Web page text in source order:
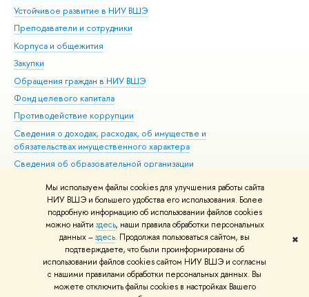
Мы используем файлы cookies для улучшения работы сайта
НИУ ВШЭ и большего удобства его использования. Более
подробную информацию об использовании файлов cookies
можно найти здесь, наши правила обработки персональных
данных –здесь. Продолжая пользоваться сайтом, вы
подтверждаете, что были проинформированы об
использовании файлов cookies сайтом НИУ ВШЭ и согласны
с нашими правилами обработки персональных данных. Вы
можете отключить файлы cookies в настройках Вашего
✖
Устойчивое развитие в НИУ ВШЭ
Преподаватели и сотрудники
Корпуса и общежития
Закупки
Обращения граждан в НИУ ВШЭ
Фонд целевого капитала
Противодействие коррупции
Сведения о доходах, расходах, об имуществе и
обязательствах имущественного характера
Сведения об образовательной организации
Людям с ограниченными возможностями здоровья
Единая платежная страница
Работа в Вышке
© НИУ ВШЭ 1993–2026 Адреса и контакты Условия использования
материалов Политика конфиденциальности Карта сайта
Шрифты HSE Sans и HSE Slab разработаны вШколе дизайна НИУ ВШЭ